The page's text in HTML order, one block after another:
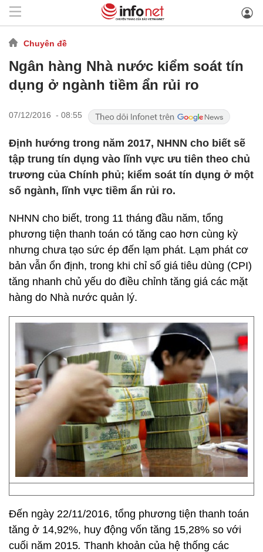
Chuyên đề
Ngân hàng Nhà nước kiểm soát tín
dụng ở ngành tiềm ẩn rủi ro
07/12/2016 - 08:55
Định hướng trong năm 2017, NHNN cho biết sẽ
tập trung tín dụng vào lĩnh vực ưu tiên theo chủ
trương của Chính phủ; kiểm soát tín dụng ở một
số ngành, lĩnh vực tiềm ẩn rủi ro.
NHNN cho biết, trong 11 tháng đầu năm, tổng
phương tiện thanh toán có tăng cao hơn cùng kỳ
nhưng chưa tạo sức ép đến lạm phát. Lạm phát cơ
bản vẫn ổn định, trong khi chỉ số giá tiêu dùng (CPI)
tăng nhanh chủ yếu do điều chỉnh tăng giá các mặt
hàng do Nhà nước quản lý.
Đến ngày 22/11/2016, tổng phương tiện thanh toán
tăng ở 14,92%, huy động vốn tăng 15,28% so với
cuối năm 2015. Thanh khoản của hệ thống các